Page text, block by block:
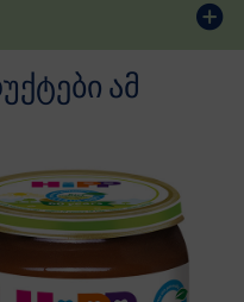
ამ